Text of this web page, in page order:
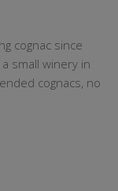
cognac since
small winery in
cognacs, no